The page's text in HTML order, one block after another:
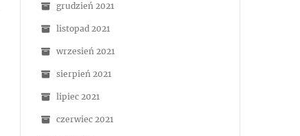
grudzień 2021
listopad 2021
wrzesień 2021
sierpień 2021
lipiec 2021
czerwiec 2021